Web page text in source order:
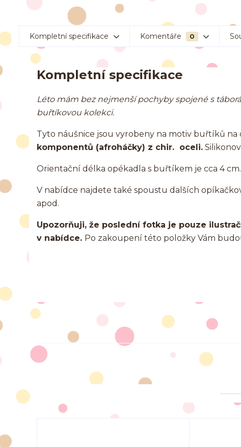
Kompletní specifikace Komentáře 0
Kompletní specifikace
Léto mám bez nejmenší pochyby spojené s
buřtíkovou kolekci.
Tyto náušnice jsou vyrobeny na motiv buřtíků
komponentů (afroháčky) z chir. oceli.
Orientační délka opékadla s buřtíkem je cca 4 cm.
V nabídce najdete také spoustu dalších
apod.
Upozorňuji, že poslední fotka je pouze
v nabídce. Po zakoupení této položky Vám